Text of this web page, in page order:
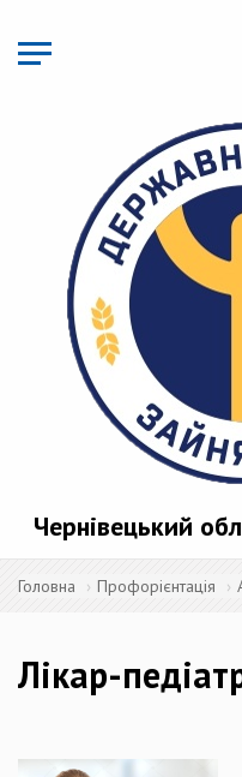
основного
матеріалу
Чернівецький
Головна Профорієнтація
Лікар-